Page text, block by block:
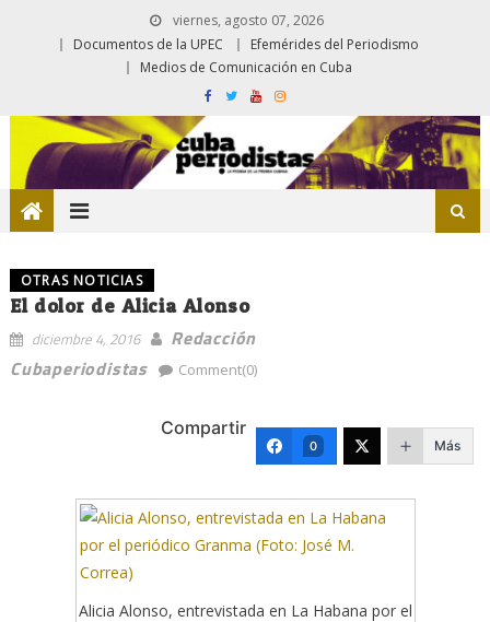
viernes, agosto 07, 2026
Documentos de la UPEC
Efemérides del Periodismo
Medios de Comunicación en Cuba
OTRAS NOTICIAS
El dolor de Alicia Alonso
diciembre 4, 2016
Redacción
Cubaperiodistas
Comment(0)
Compartir
0 Más
Alicia Alonso, entrevistada en La Habana por el